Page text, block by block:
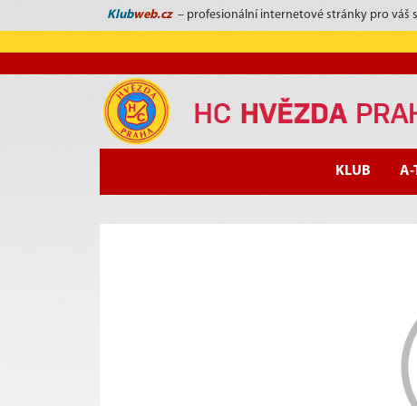
Klubweb.cz – profesionální internetové stránky pro váš
KLUB A-